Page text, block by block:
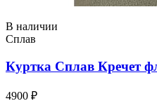
В наличии
Сплав
Куртка Сплав Кречет
4900 ₽